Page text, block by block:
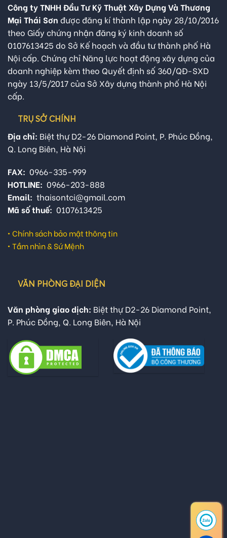
Công ty TNHH Đầu Tư Kỹ Thuật Xây Dựng Và Thương
Mại Thái Sơn được đăng kí thành lập ngày 28/10/2016
theo Giấy chứng nhận đăng ký kinh doanh số
0107613425 do Sở Kế hoạch và đầu tư thành phố Hà
Nội cấp. Chứng chỉ Năng lực hoạt động xây dựng của
doanh nghiệp kèm theo Quyết định số 360/QĐ-SXD
ngày 13/5/2017 của Sở Xây dựng thành phố Hà Nội
cấp.
TRỤ SỞ CHÍNH
Địa chỉ: Biệt thự D2-26 Diamond Point, P. Phúc Đồng,
Q. Long Biên, Hà Nội
FAX: 0966-335-999
HOTLINE: 0966-203-888
Email: thaisontci@gmail.com
Mã số thuế: 0107613425
• Chính sách bảo mật thông tin
• Tầm nhìn & Sứ Mệnh
VĂN PHÒNG ĐẠI DIỆN
Văn phòng giao dịch: Biệt thự D2-26 Diamond Point,
P. Phúc Đồng, Q. Long Biên, Hà Nội